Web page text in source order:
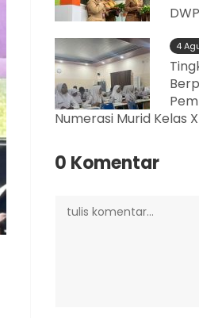
4
Numerasi Murid Kelas X
0 Komentar